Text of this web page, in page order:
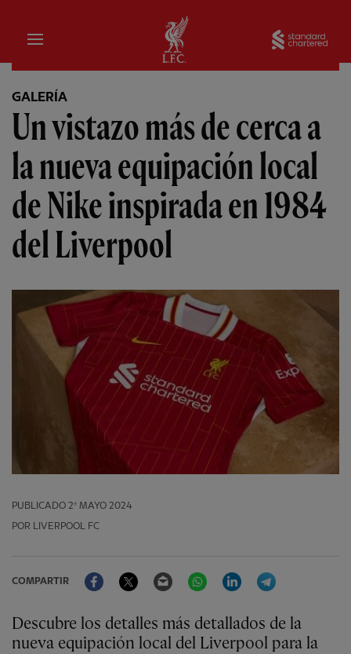
Hogar
GALERÍA
Un vistazo más de cerca a
la nueva equipación local
de Nike inspirada en 1984
del Liverpool
PUBLICADO 2º MAYO 2024
POR LIVERPOOL FC
COMPARTIR
FacebookTwitter Email WhatsAppLinkedIn
Descubre los detalles más detallados de la
nueva equipación local del Liverpool para la